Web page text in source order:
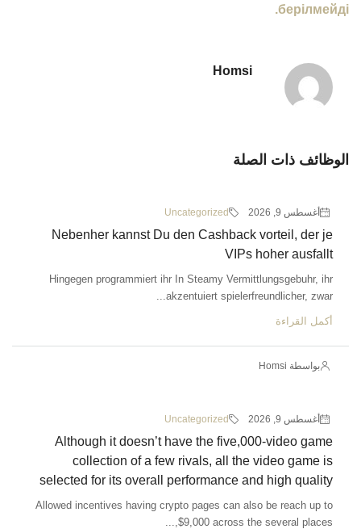
берілмейді.
Homsi
الوظائف ذات الصلة
أغسطس 9, 2026 Uncategorized
Nebenher kannst Du den Cashback vorteil, der je
VIPs hoher ausfallt
Hingegen programmiert ihr In Steamy Vermittlungsgebuhr, ihr
akzentuiert spielerfreundlicher, zwar...
أكمل القراءة
بواسطة Homsi
أغسطس 9, 2026 Uncategorized
Although it doesn’t have the five,000-video game
collection of a few rivals, all the video game is
selected for its overall performance and high quality
Allowed incentives having crypto pages can also be reach up to
$9,000 across the several places,...